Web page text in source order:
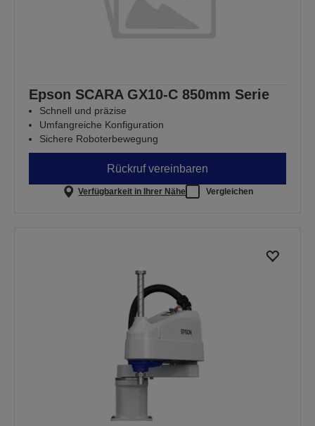
Epson SCARA GX10-C 850mm Serie
Schnell und präzise
Umfangreiche Konfiguration
Sichere Roboterbewegung
Rückruf vereinbaren
Verfügbarkeit in Ihrer Nähe Vergleichen